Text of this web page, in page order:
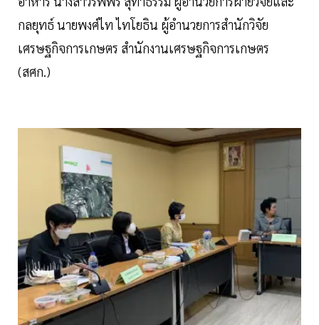
กลยุทธ์ นายพงศ์ไท ไทโยธิน ผู้อำนวยการสำนักวิจัย
เศรษฐกิจการเกษตร สำนักงานเศรษฐกิจการเกษตร
(สศก.)